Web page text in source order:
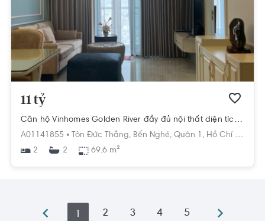
11 tỷ
Căn hộ Vinhomes Golden River đầy đủ nội thất diện tích 69.6m².
A01141855 • Tôn Đức Thắng, Bến Nghé, Quận 1, Hồ Chí Minh
2
2 69.6 m²
1 2 3 4 5